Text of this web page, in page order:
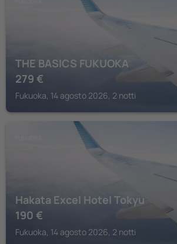
THE BASICS FUKUOKA
279 €
Fukuoka, 14 agosto 2026, 2 notti
Hakata Excel Hotel Tokyu
190 €
Fukuoka, 14 agosto 2026, 2 notti